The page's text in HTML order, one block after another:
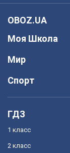
OBOZ.UA
Моя Школа
Мир
Спорт
ГДЗ
1 класс
2 класс